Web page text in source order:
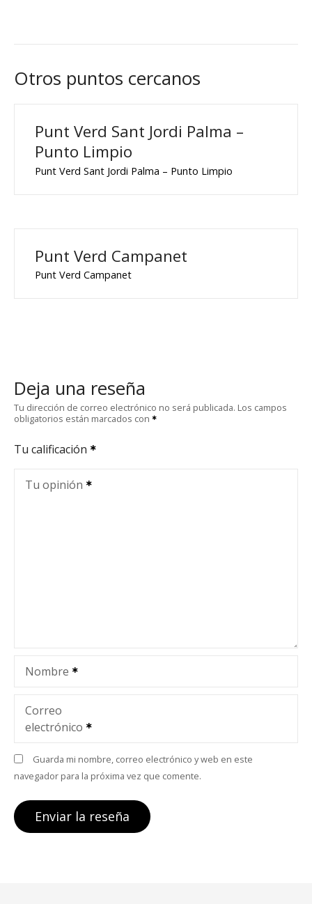
Otros puntos cercanos
Punt Verd Sant Jordi Palma –
Punto Limpio
Punt Verd Sant Jordi Palma – Punto Limpio
Punt Verd Campanet
Punt Verd Campanet
Deja una reseña
Tu dirección de correo electrónico no será publicada. Los campos
obligatorios están marcados con
Tu calificación
Tu opinión
Nombre
Correo
electrónico
Guarda mi nombre, correo electrónico y web en este
navegador para la próxima vez que comente.